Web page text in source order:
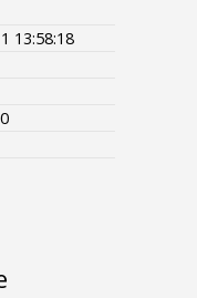
13:58:18